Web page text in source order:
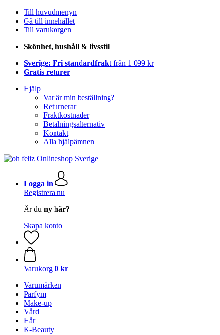
Till huvudmenyn
Gå till innehållet
Till varukorgen
Skönhet, hushåll & livsstil
Sverige: Fri standardfrakt från 1 099 kr
Gratis returer
Hjälp
Var är min beställning?
Returnerar
Fraktkostnader
Betalningsalternativ
Kontakt
Alla hjälpämnen
Logga in
Registrera nu
Är du ny här?
Skapa konto
Varukorg 0 kr
Varumärken
Parfym
Make-up
Vård
Hår
K-Beauty